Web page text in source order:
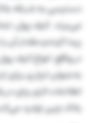
دسترسی به شبکه
می‌برند. کیف پول،
پیدا کرده و مقدار آن
در واقع، انواع کیف
به‌عنوان ابزاری
اطلاعات لازم برای
بلاک چین تولید